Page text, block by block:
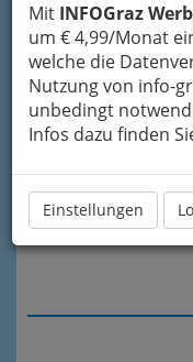
Mit INFOGraz
um € 4,99/Monat
welche die
Nutzung von info-
unbedingt
Infos dazu finden
Einstellungen
Meine Nachricht